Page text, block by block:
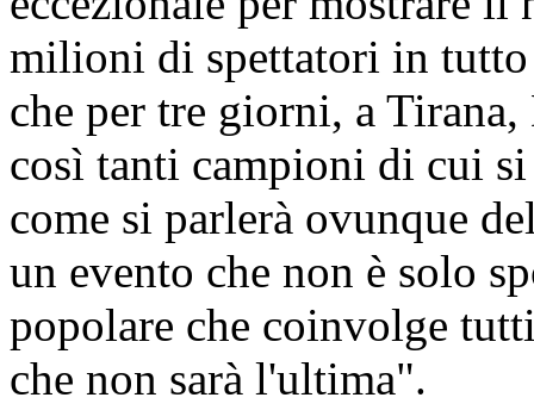
milioni di spettatori in
che per tre giorni, a
così tanti campioni di cui
come si parlerà ovunque
un evento che non è solo
popolare che coinvolge
che non sarà l'ultima".